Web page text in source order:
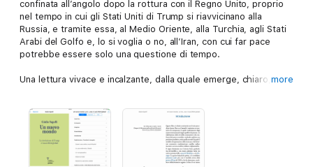
confinata all’angolo dopo la rottura con il Regno Unito, proprio
nel tempo in cui gli Stati Uniti di Trump si riavvicinano alla
Russia, e tramite essa, al Medio Oriente, alla Turchia, agli Stati
Arabi del Golfo e, lo si voglia o no, all’Iran, con cui far pace
potrebbe essere solo una questione di tempo.
Una lettura vivace e incalzante, dalla quale emerge, chiaro, che
Russia, e con la Cina in forte affermazione, che vorrebbe
entrare nella partita a pieno titolo come terzo player oppure
dominare da sola almeno l’Asia.
more